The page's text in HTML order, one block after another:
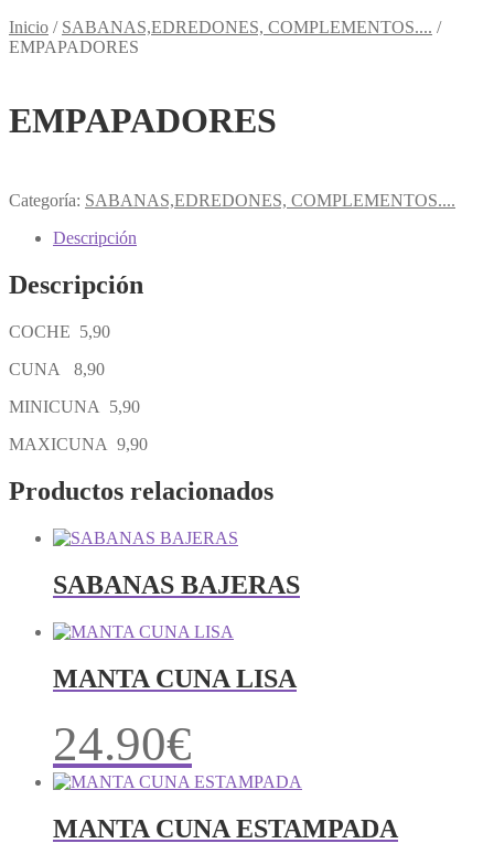
Inicio / SABANAS,EDREDONES, COMPLEMENTOS.... /
EMPAPADORES
EMPAPADORES
Categoría: SABANAS,EDREDONES, COMPLEMENTOS....
Descripción
Descripción
COCHE 5,90
CUNA 8,90
MINICUNA 5,90
MAXICUNA 9,90
Productos relacionados
SABANAS BAJERAS
MANTA CUNA LISA
24.90€
MANTA CUNA ESTAMPADA